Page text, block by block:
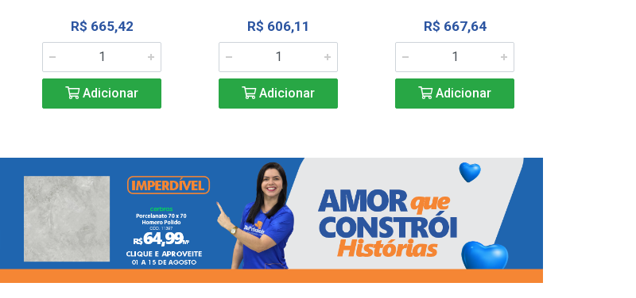
R$ 665,42
Adicionar
R$ 606,11
Adicionar
R$ 667,64
Adicionar